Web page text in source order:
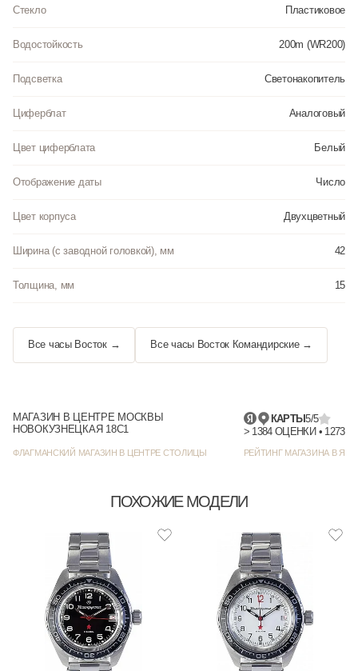
Стекло Пластиковое
Водостойкость 200m (WR200)
Подсветка Светонакопитель
Циферблат Аналоговый
Цвет циферблата Белый
Отображение даты Число
Цвет корпуса Двухцветный
Ширина (с заводной головкой), мм 42
Толщина, мм 15
Все часы Восток → Все часы Восток Командирские →
МАГАЗИН В ЦЕНТРЕ МОСКВЫ
НОВОКУЗНЕЦКАЯ 18С1
ФЛАГМАНСКИЙ МАГАЗИН В ЦЕНТРЕ СТОЛИЦЫ
КАРТЫ5/5
РЕЙТИНГ МАГАЗИНА В
ПОХОЖИЕ МОДЕЛИ